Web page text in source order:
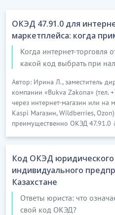
ОКЭД 47.91.0 для
маркетплейса: когда
Когда интернет-торговля
какой код выбрать при
Автор: Ирина Л., заместитель
компании «Bukva Zakona» (тел.
через интернет-магазин или на
Kaspi Магазин, Wildberries,
преимущественно ОКЭД 47.91.0
Код ОКЭД юридического
индивидуального
Казахстане
Ответы юриста: что
свой код ОКЭД?